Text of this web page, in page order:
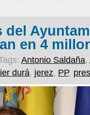
en 4
Antonio Saldaña,
durá, jerez, PP,